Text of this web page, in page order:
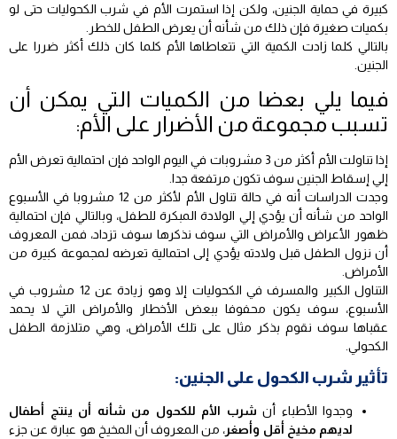
كبيرة في حماية الجنين، ولكن إذا استمرت الأم في شرب الكحوليات حتى لو
بكميات صغيرة فإن ذلك من شأنه أن يعرض الطفل للخطر.
بالتالي كلما زادت الكمية التي تتعاطاها الأم كلما كان ذلك أكثر ضررا على
الجنين.
فيما يلي بعضا من الكميات التي يمكن أن
تسبب مجموعة من الأضرار على الأم:
إذا تناولت الأم أكثر من 3 مشروبات في اليوم الواحد فإن احتمالية تعرض الأم
إلي إسقاط الجنين سوف تكون مرتفعة جدا.
وجدت الدراسات أنه في حالة تناول الأم لأكثر من 12 مشروبا في الأسبوع
الواحد من شأنه أن يؤدي إلي الولادة المبكرة للطفل، وبالتالي فإن احتمالية
ظهور الأعراض والأمراض التي سوف نذكرها سوف تزداد، فمن المعروف
أن نزول الطفل قبل ولادته يؤدي إلى احتمالية تعرضه لمجموعة كبيرة من
الأمراض.
التناول الكبير والمسرف في الكحوليات إلا وهو زيادة عن 12 مشروب في
الأسبوع، سوف يكون محفوفا ببعض الأخطار والأمراض التي لا يحمد
عقباها سوف نقوم بذكر مثال على تلك الأمراض، وهي متلازمة الطفل
الكحولي.
تأثير شرب الكحول على الجنين:
وجدوا الأطباء أن شرب الأم للكحول من شأنه أن ينتج أطفال
لديهم مخيخ أقل وأصغر، من المعروف أن المخيخ هو عبارة عن جزء